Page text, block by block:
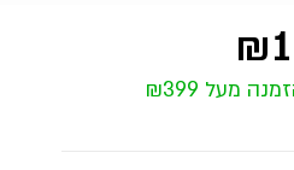
₪
מעל ₪399